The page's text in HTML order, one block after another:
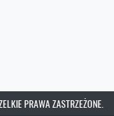
PRAWA ZASTRZEŻONE.